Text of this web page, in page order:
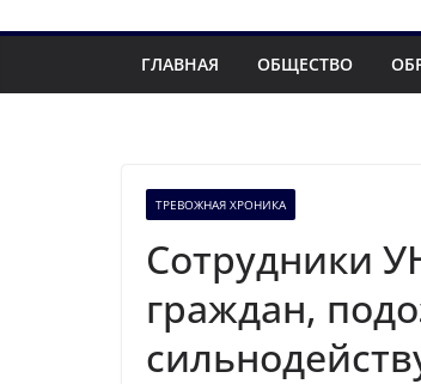
ГЛАВНАЯ ОБЩЕСТВО
ТРЕВОЖНАЯ ХРОНИКА
Сотрудники
граждан,